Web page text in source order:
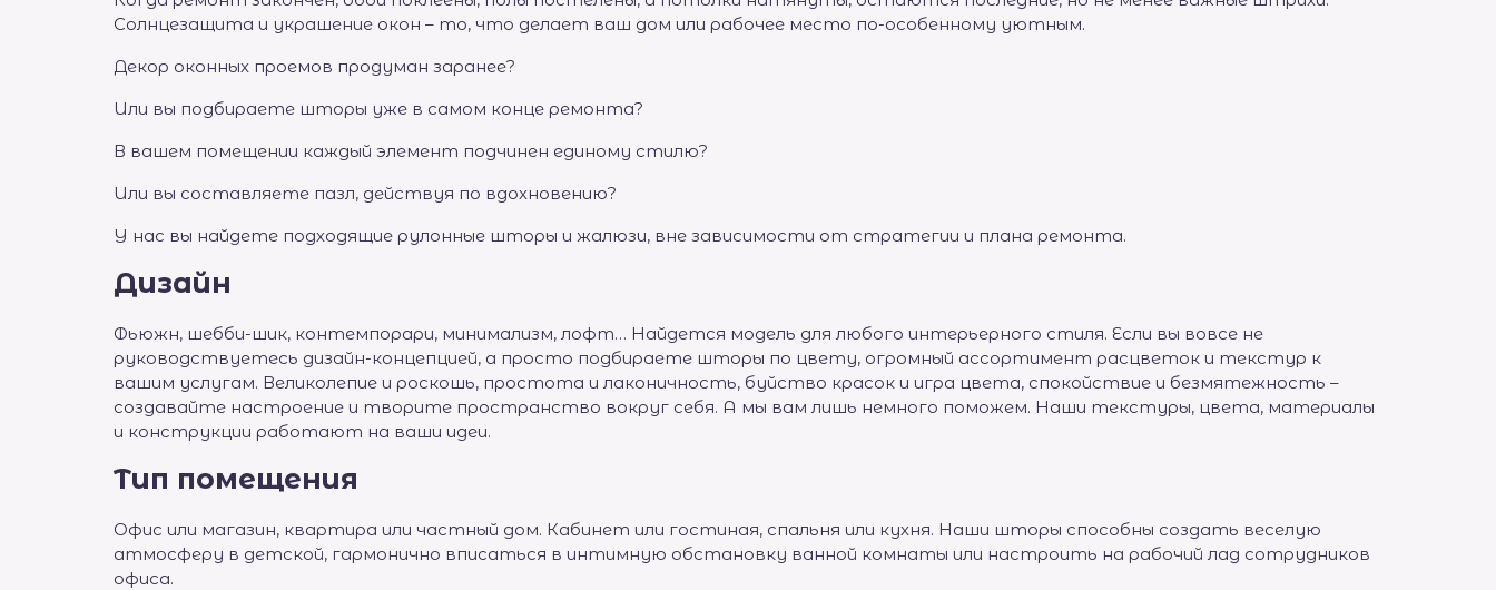
Солнцезащита и украшение окон – то, что делает ваш дом или рабочее место по-особенному уютным.
Декор оконных проемов продуман заранее?
Или вы подбираете шторы уже в самом конце ремонта?
В вашем помещении каждый элемент подчинен единому стилю?
Или вы составляете пазл, действуя по вдохновению?
У нас вы найдете подходящие рулонные шторы и жалюзи, вне зависимости от стратегии и плана ремонта.
Дизайн
Фьюжн, шебби-шик, контемпорари, минимализм, лофт… Найдется модель для любого интерьерного стиля. Если вы вовсе не
руководствуетесь дизайн-концепцией, а просто подбираете шторы по цвету, огромный ассортимент расцветок и текстур к
вашим услугам. Великолепие и роскошь, простота и лаконичность, буйство красок и игра цвета, спокойствие и безмятежность –
создавайте настроение и творите пространство вокруг себя. А мы вам лишь немного поможем. Наши текстуры, цвета, материалы
и конструкции работают на ваши идеи.
Тип помещения
Офис или магазин, квартира или частный дом. Кабинет или гостиная, спальня или кухня. Наши шторы способны создать веселую
атмосферу в детской, гармонично вписаться в интимную обстановку ванной комнаты или настроить на рабочий лад сотрудников
офиса.